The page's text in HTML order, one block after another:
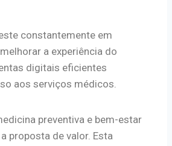
constantemente em
a experiência do
digitais eficientes
aos serviços médicos.
preventiva e bem-estar
proposta de valor. Esta